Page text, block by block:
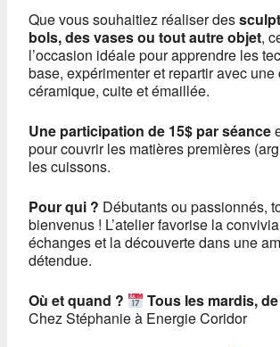
Que vous souhaitiez réaliser des
bols, des vases ou tout autre objet,
l’occasion idéale pour apprendre les
base, expérimenter et repartir avec une
céramique, cuite et émaillée.
Une participation de 15$ par séance
pour couvrir les matières premières
les cuissons.
Pour qui ? Débutants ou passionnés,
bienvenus ! L’atelier favorise la
échanges et la découverte dans une
détendue.
Où et quand ?
Tous les mardis,
Chez Stéphanie à Energie Coridor